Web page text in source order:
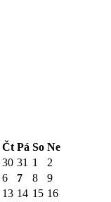
Čt Pá So Ne
30 31 1
2
6 7 8
9
13 14 15 16